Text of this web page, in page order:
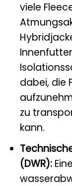
viele
dabei, die
zu
kann.
(DWR):